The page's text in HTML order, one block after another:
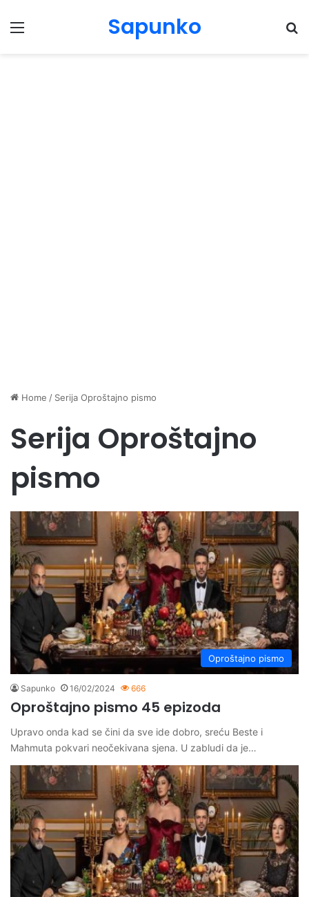
Menu Sapunko
Home / Serija Oproštajno pismo
Serija Oproštajno
pismo
Oproštajno pismo
Sapunko 16/02/2024 666
Oproštajno pismo 45 epizoda
Upravo onda kad se čini da sve ide dobro, sreću Beste i
Mahmuta pokvari neočekivana sjena. U zabludi da je…